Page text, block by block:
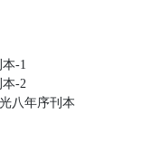
-1
-2
八年序刊本